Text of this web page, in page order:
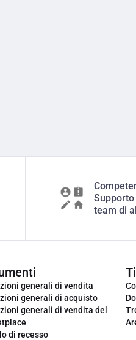
team di
generali di vendita
generali di acquisto
generali di vendita del
di recesso